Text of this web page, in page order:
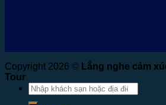
Copyright 2026 © Lắng nghe cảm
Tour
Tìm
kiếm: